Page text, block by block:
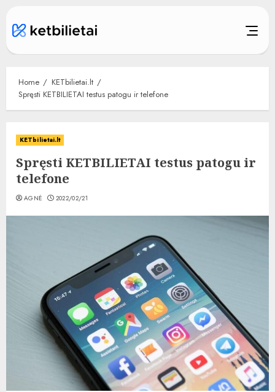
content
Home
KETbilietai.lt
Spręsti KETBILIETAI testus patogu ir telefone
KETbilietai.lt
Spręsti KETBILIETAI testus patogu ir
telefone
AGNĖ 2022/02/21